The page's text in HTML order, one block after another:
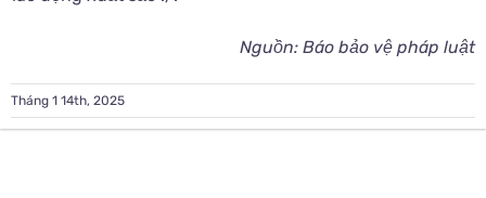
Nguồn: Báo bảo vệ pháp luật
Tháng 1 14th, 2025